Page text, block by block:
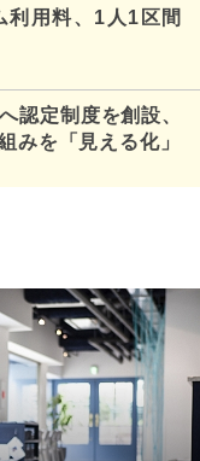
利用料、1人1区間
認定制度を創設、
みを「見える化」